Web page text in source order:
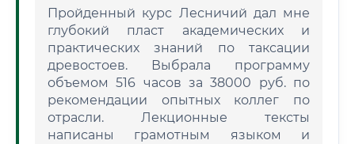
Пройденный курс Лесничий дал мне
глубокий пласт академических и
практических знаний по таксации
древостоев. Выбрала программу
объемом 516 часов за 38000 руб. по
рекомендации опытных коллег по
отрасли. Лекционные тексты
написаны грамотным языком и